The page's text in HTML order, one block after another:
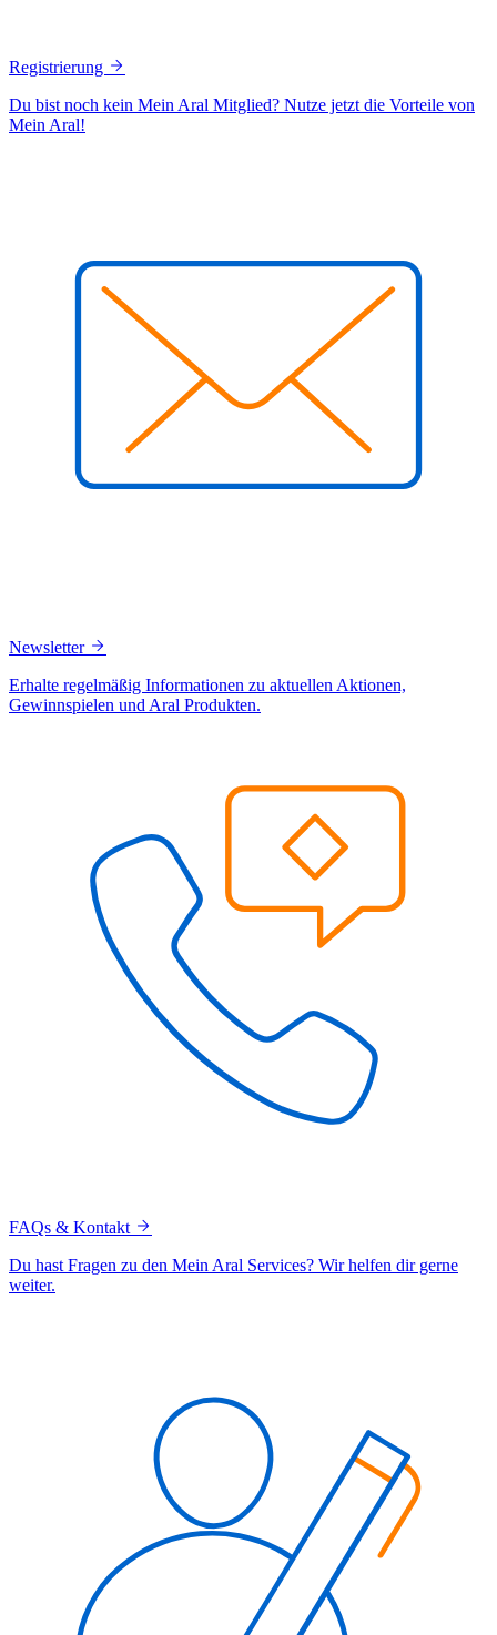
Registrierung
Du bist noch kein Mein Aral Mitglied? Nutze jetzt die Vorteile von
Mein Aral!
Newsletter
Erhalte regelmäßig Informationen zu aktuellen Aktionen,
Gewinnspielen und Aral Produkten.
FAQs & Kontakt
Du hast Fragen zu den Mein Aral Services? Wir helfen dir gerne
weiter.